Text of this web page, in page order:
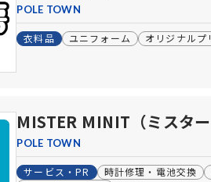
POLE TOWN
衣料品 ユニフォーム オリジナルプ
MISTER MINIT（ミスター
POLE TOWN
サービス・PR 時計修理・電池交換